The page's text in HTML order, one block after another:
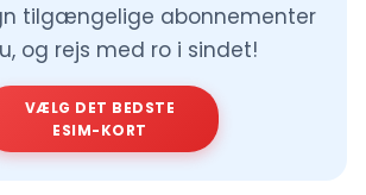
tilgængelige abonnementer
og rejs med ro i sindet!
VÆLG DET BEDSTE
ESIM-KORT